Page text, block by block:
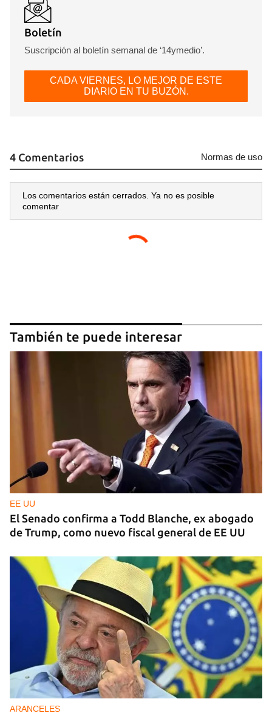
Boletín
Suscripción al boletín semanal de ‘14ymedio’.
CADA VIERNES, LO MEJOR DE ESTE
DIARIO EN TU BUZÓN.
4 Comentarios Normas de uso
Los comentarios están cerrados. Ya no es posible
comentar
También te puede interesar
EE UU
El Senado confirma a Todd Blanche, ex abogado
de Trump, como nuevo fiscal general de EE UU
ARANCELES